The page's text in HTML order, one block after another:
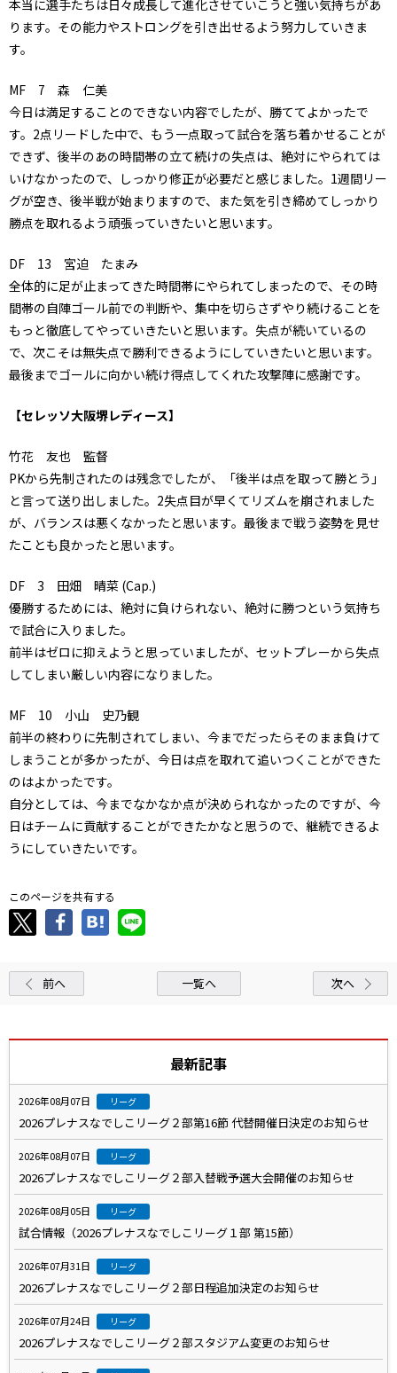
本当に選手たちは日々成長して進化させていこうと強い気持ちがあ
ります。その能力やストロングを引き出せるよう努力していきま
す。
MF 7 森 仁美
今日は満足することのできない内容でしたが、勝ててよかったで
す。2点リードした中で、もう一点取って試合を落ち着かせることが
できず、後半のあの時間帯の立て続けの失点は、絶対にやられては
いけなかったので、しっかり修正が必要だと感じました。1週間リー
グが空き、後半戦が始まりますので、また気を引き締めてしっかり
勝点を取れるよう頑張っていきたいと思います。
DF 13 宮迫 たまみ
全体的に足が止まってきた時間帯にやられてしまったので、その時
間帯の自陣ゴール前での判断や、集中を切らさずやり続けることを
もっと徹底してやっていきたいと思います。失点が続いているの
で、次こそは無失点で勝利できるようにしていきたいと思います。
最後までゴールに向かい続け得点してくれた攻撃陣に感謝です。
【セレッソ大阪堺レディース】
竹花 友也 監督
PKから先制されたのは残念でしたが、「後半は点を取って勝とう」
と言って送り出しました。2失点目が早くてリズムを崩されました
が、バランスは悪くなかったと思います。最後まで戦う姿勢を見せ
たことも良かったと思います。
DF 3 田畑 晴菜 (Cap.)
優勝するためには、絶対に負けられない、絶対に勝つという気持ち
で試合に入りました。
前半はゼロに抑えようと思っていましたが、セットプレーから失点
してしまい厳しい内容になりました。
MF 10 小山 史乃観
前半の終わりに先制されてしまい、今までだったらそのまま負けて
しまうことが多かったが、今日は点を取れて追いつくことができた
のはよかったです。
自分としては、今までなかなか点が決められなかったのですが、今
日はチームに貢献することができたかなと思うので、継続できるよ
うにしていきたいです。
このページを共有する
前へ 一覧へ 次へ
最新記事
2026年08月07日 リーグ
2026プレナスなでしこリーグ２部第16節 代替開催日決定のお知らせ
2026年08月07日 リーグ
2026プレナスなでしこリーグ２部入替戦予選大会開催のお知らせ
2026年08月05日 リーグ
試合情報（2026プレナスなでしこリーグ１部 第15節）
2026年07月31日 リーグ
2026プレナスなでしこリーグ２部日程追加決定のお知らせ
2026年07月24日 リーグ
2026プレナスなでしこリーグ２部スタジアム変更のお知らせ